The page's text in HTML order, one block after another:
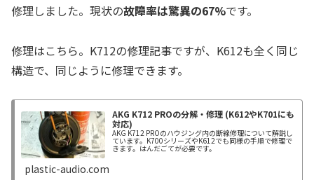
修理しました。現状の故障率は驚異の67%です。
修理はこちら。K712の修理記事ですが、K612も全く同じ
構造で、同じように修理できます。
AKG K712 PROの分解・修理 (K612やK701にも
対応)
AKG K712 PROのハウジング内の断線修理について解説し
ています。K700シリーズやK612でも同様の手順で修理で
きます。はんだごてが必要です。
plastic-audio.com